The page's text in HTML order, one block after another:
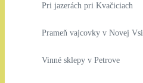
Pri jazerách pri Kvačiciach
Prameň vajcovky v Novej Vsi
Vinné sklepy v Petrove